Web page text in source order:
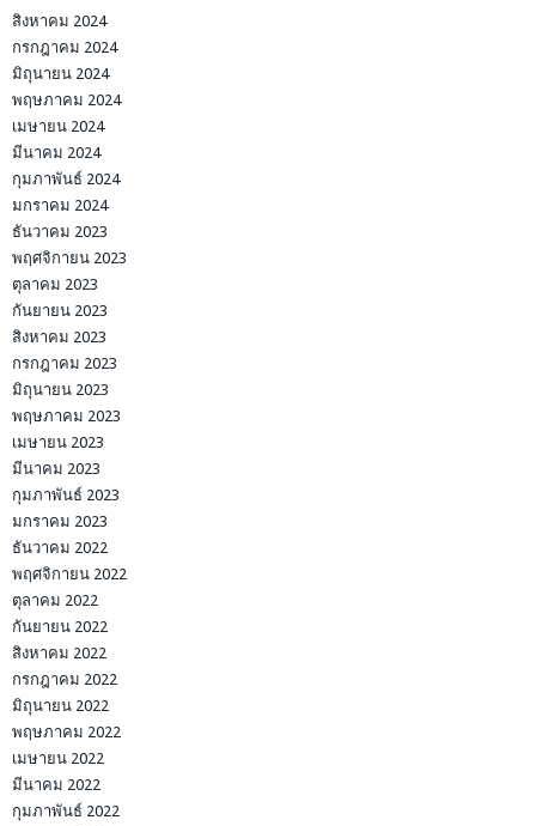
สิงหาคม 2024
กรกฎาคม 2024
มิถุนายน 2024
พฤษภาคม 2024
เมษายน 2024
มีนาคม 2024
กุมภาพันธ์ 2024
มกราคม 2024
ธันวาคม 2023
พฤศจิกายน 2023
ตุลาคม 2023
กันยายน 2023
สิงหาคม 2023
กรกฎาคม 2023
มิถุนายน 2023
พฤษภาคม 2023
เมษายน 2023
มีนาคม 2023
กุมภาพันธ์ 2023
มกราคม 2023
ธันวาคม 2022
พฤศจิกายน 2022
ตุลาคม 2022
กันยายน 2022
สิงหาคม 2022
กรกฎาคม 2022
มิถุนายน 2022
พฤษภาคม 2022
เมษายน 2022
มีนาคม 2022
กุมภาพันธ์ 2022